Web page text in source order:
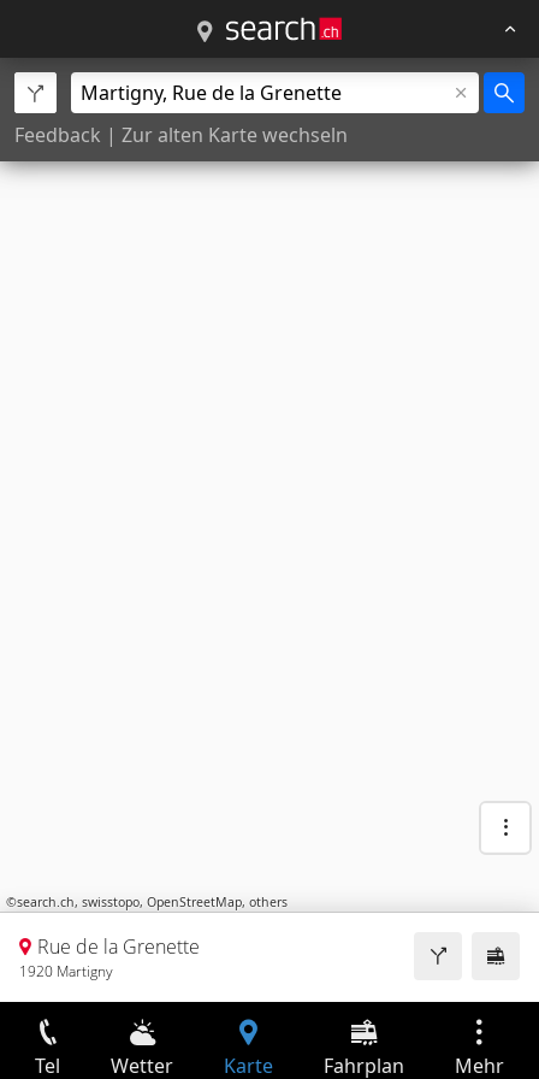
Feedback | Zur alten Karte wechseln
©search.ch, swisstopo, OpenStreetMap, others
Rue de la Grenette
1920 Martigny
Tel Wetter Karte Fahrplan Mehr